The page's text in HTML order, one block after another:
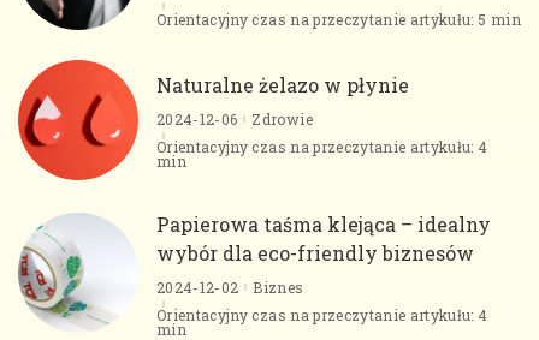
Orientacyjny czas na przeczytanie artykułu: 5 min
Naturalne żelazo w płynie
2024-12-06
Zdrowie
Orientacyjny czas na przeczytanie artykułu: 4
min
Papierowa taśma klejąca – idealny
wybór dla eco-friendly biznesów
2024-12-02
Biznes
Orientacyjny czas na przeczytanie artykułu: 4
min